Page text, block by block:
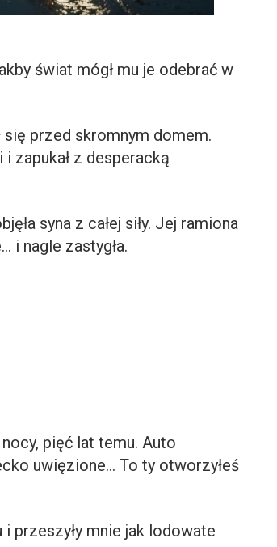
świat mógł mu je odebrać w
się przed skromnym domem.
zapukał z desperacką
syna z całej siły. Jej ramiona
i nagle zastygła.
pięć lat temu. Auto
uwięzione… To ty otworzyłeś
przeszyły mnie jak lodowate